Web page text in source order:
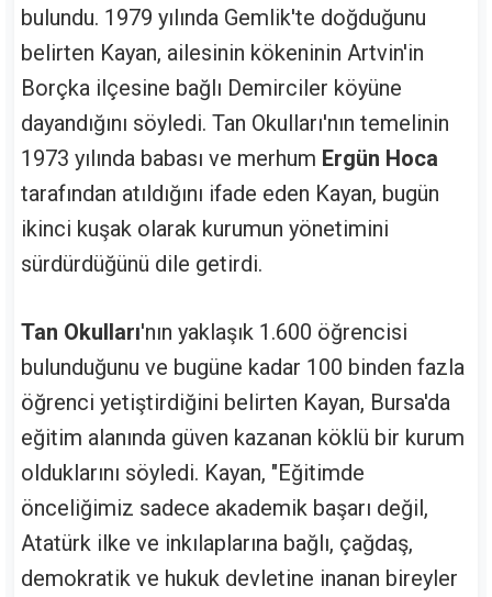
bulundu. 1979 yılında Gemlik'te doğduğunu
belirten Kayan, ailesinin kökeninin Artvin'in
Borçka ilçesine bağlı Demirciler köyüne
dayandığını söyledi. Tan Okulları'nın temelinin
1973 yılında babası ve merhum Ergün Hoca
tarafından atıldığını ifade eden Kayan, bugün
ikinci kuşak olarak kurumun yönetimini
sürdürdüğünü dile getirdi.
Tan Okulları'nın yaklaşık 1.600 öğrencisi
bulunduğunu ve bugüne kadar 100 binden fazla
öğrenci yetiştirdiğini belirten Kayan, Bursa'da
eğitim alanında güven kazanan köklü bir kurum
olduklarını söyledi. Kayan, "Eğitimde
önceliğimiz sadece akademik başarı değil,
Atatürk ilke ve inkılaplarına bağlı, çağdaş,
demokratik ve hukuk devletine inanan bireyler